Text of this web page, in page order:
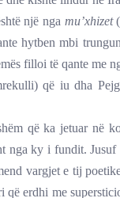
një nga mu’xhizet
hytben mbi
filloi të qante me
që iu dha
që ka jetuar në
nga ky i fundit.
vargjet e tij
erdhi me